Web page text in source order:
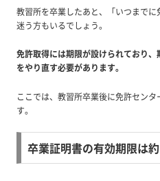
教習所を卒業したあと、「いつまで
迷う方もいるでしょう。
免許取得には期限が設けられており
をやり直す必要があります。
ここでは、教習所卒業後に免許セン
す。
卒業証明書の有効期限は